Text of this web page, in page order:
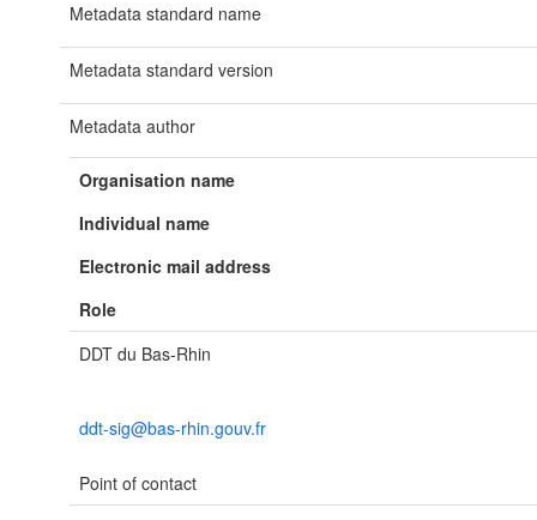
Metadata standard name
Metadata standard version
Metadata author
Organisation name
Individual name
Electronic mail address
Role
DDT du Bas-Rhin
ddt-sig@bas-rhin.gouv.fr
Point of contact